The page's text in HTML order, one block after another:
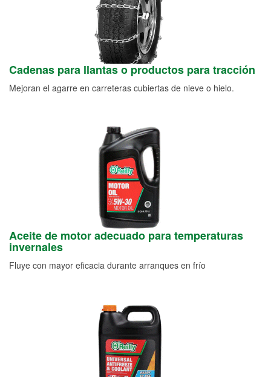
Cadenas para llantas o productos para tracción
Mejoran el agarre en carreteras cubiertas de nieve o hielo.
Aceite de motor adecuado para temperaturas
invernales
Fluye con mayor eficacia durante arranques en frío